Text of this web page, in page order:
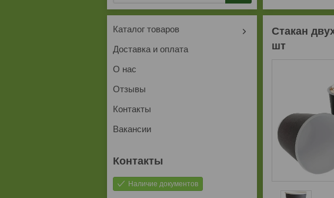
Стакан
шт
Каталог товаров
Доставка и оплата
О нас
Отзывы
Контакты
Вакансии
Наличие документов